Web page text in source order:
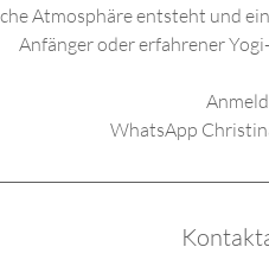
Atmosphäre entsteht und
Anfänger oder erfahrener
WhatsApp